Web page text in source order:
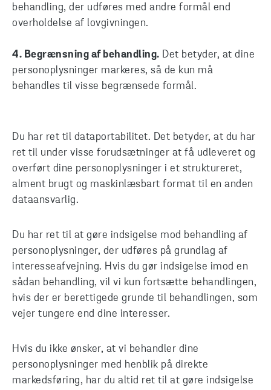
behandling, der udføres med andre formål end
overholdelse af lovgivningen.
4. Begrænsning af behandling. Det betyder, at dine
personoplysninger markeres, så de kun må
behandles til visse begrænsede formål.
Du har ret til dataportabilitet. Det betyder, at du har
ret til under visse forudsætninger at få udleveret og
overført dine personoplysninger i et struktureret,
alment brugt og maskinlæsbart format til en anden
dataansvarlig.
Du har ret til at gøre indsigelse mod behandling af
personoplysninger, der udføres på grundlag af
interesseafvejning. Hvis du gør indsigelse imod en
sådan behandling, vil vi kun fortsætte behandlingen,
hvis der er berettigede grunde til behandlingen, som
vejer tungere end dine interesser.
Hvis du ikke ønsker, at vi behandler dine
personoplysninger med henblik på direkte
markedsføring, har du altid ret til at gøre indsigelse